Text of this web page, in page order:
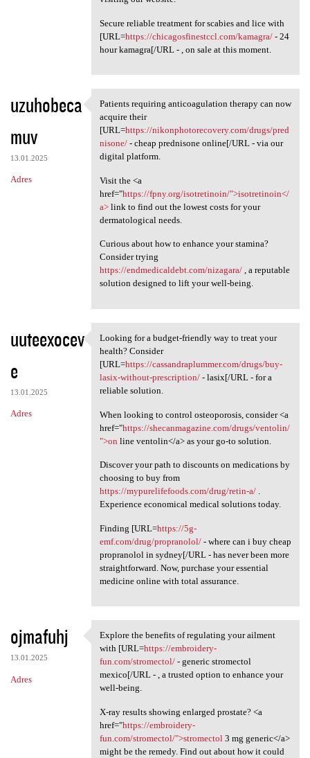
Secure reliable treatment for scabies and lice with
[URL=https://chicagosfinestccl.com/kamagra/- 24
hour kamagra[/URL - , on sale at this moment.
uzuhobeca
muv
13.01.2025
Adres
Patients requiring
Patients requiring anticoagulation therapy can now
acquire their
[URL=https://nikonphotorecovery.com/drugs/pred
nisone/- cheap prednisone online[/URL - via our
digital platform.
Visit the <a
href="https://fpny.org/isotretinoin/">isotretinoin</
a>link to find out the lowest costs for your
dermatological needs.
Curious about how to enhance your stamina?
Consider trying
https://endmedicaldebt.com/nizagara/, a reputable
solution designed to lift your well-being.
uuteexocev
e
13.01.2025
Adres
Looking for a budget-friendly
Looking for a budget-friendly way to treat your
health? Consider
[URL=https://cassandraplummer.com/drugs/buy-
lasix-without-prescription/- lasix[/URL - for a
reliable solution.
When looking to control osteoporosis, consider <a
href="https://shecanmagazine.com/drugs/ventolin/
">on line ventolin</a> as your go-to solution.
Discover your path to discounts on medications by
choosing to buy from
https://mypurelifefoods.com/drug/retin-a/.
Experience economical medical solutions today.
Finding [URL=https://5g-
emf.com/drug/propranolol/- where can i buy cheap
propranolol in sydney[/URL - has never been more
straightforward. Now, purchase your essential
medicine online with total assurance.
ojmafuhj
13.01.2025
Adres
Explore the benefits of
Explore the benefits of regulating your ailment
with [URL=https://embroidery-
fun.com/stromectol/- generic stromectol
mexico[/URL - , a trusted option to enhance your
well-being.
X-ray results showing enlarged prostate? <a
href="https://embroidery-
fun.com/stromectol/">stromectol 3 mg generic</a>
might be the remedy. Find out about how it could